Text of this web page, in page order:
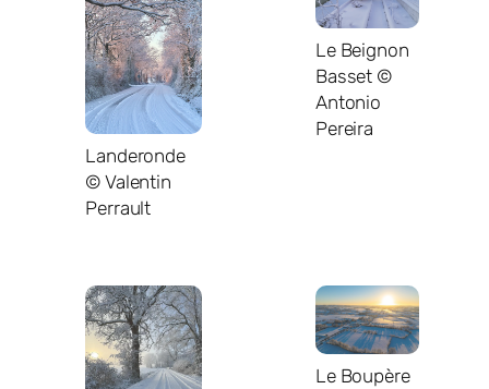
Landeronde
© Valentin
Perrault
Le Beignon
Basset ©
Antonio
Pereira
Le Boupère